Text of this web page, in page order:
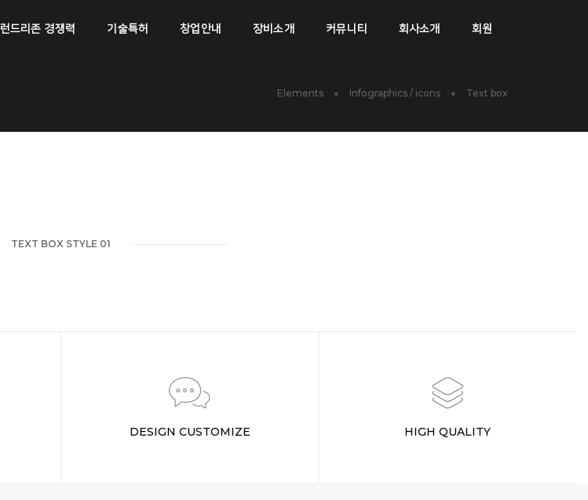
런드리존 경쟁력 기술특허 창업안내 장비소개 커뮤니티 회사소개 회원
Elements Infographics / icons Text box
TEXT BOX STYLE 01
DESIGN CUSTOMIZE HIGH QUALITY